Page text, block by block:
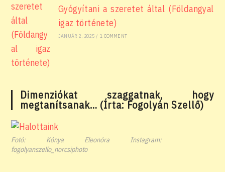
Gyógyítani a szeretet által (Földangyal
igaz története)
JANUÁR 2, 2025 / 1 COMMENT
Dimenziókat szaggatnak, hogy
megtanítsanak… (Írta: Fogolyán Szellő)
Fotó: Kónya Eleonóra Instagram:
fogolyanszello_norcsiphoto